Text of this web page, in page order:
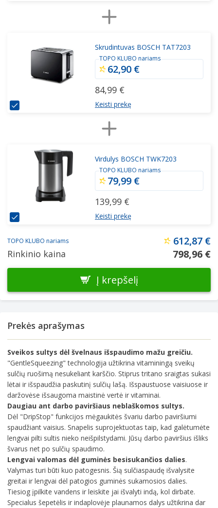
Skrudintuvas BOSCH TAT7203
84,99 €
TOPO KLUBO nariams
62,90 €
Keisti prekę
Virdulys BOSCH TWK7203
139,99 €
TOPO KLUBO nariams
79,99 €
Keisti prekę
TOPO KLUBO nariams 612,87 €
Rinkinio kaina
798,96 €
Į krepšelį
Prekės aprašymas
Sveikos sultys dėl švelnaus išspaudimo mažu greičiu.
"GentleSqueezing" technologija užtikrina vitaminingą sveikų
sulčių ruošimą nesukeliant karščio. Stiprus tritano sraigtas sukasi
lėtai ir išspaudžia paskutinį sulčių lašą. Išspaustuose vaisiuose ir
daržovėse išsaugoma maistinė vertė ir vitaminai.
Daugiau ant darbo paviršiaus neblaškomos sultys.
Dėl "DripStop" funkcijos mėgaukitės švariu darbo paviršiumi
spaudžiant vaisius. Snapelis suprojektuotas taip, kad galėtumėte
lengvai pilti sultis nieko neišpilstydami. Jūsų darbo paviršius išliks
švarus net po sulčių spaudimo.
Lengvai valomas dėl guminės besisukančios dalies.
Valymas turi būti kuo patogesnis. Šią sulčiaspaudę išvalysite
greitai ir lengvai dėl patogios guminės sukamosios dalies.
Tiesiog įpilkite vandens ir leiskite jai išvalyti indą, kol dirbate.
Specialus šepetėlis ir indaplovėje plaunamos dalys užtikrina dar